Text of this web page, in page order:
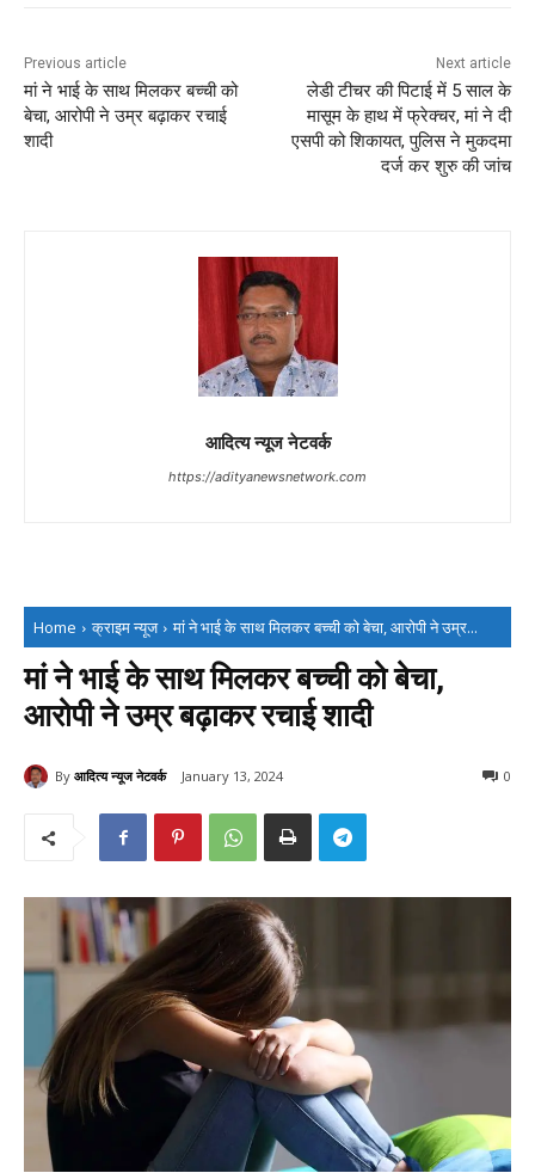
Previous article
मां ने भाई के साथ मिलकर बच्ची को
बेचा, आरोपी ने उम्र बढ़ाकर रचाई
शादी
Next article
लेडी टीचर की पिटाई में 5 साल के
मासूम के हाथ में फ्रेक्चर, मां ने दी
एसपी को शिकायत, पुलिस ने मुकदमा
दर्ज कर शुरु की जांच
आदित्य न्यूज नेटवर्क
https://adityanewsnetwork.com